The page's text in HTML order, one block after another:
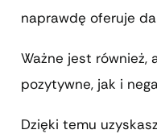
naprawdę oferuje
Ważne jest również,
pozytywne, jak i
Dzięki temu